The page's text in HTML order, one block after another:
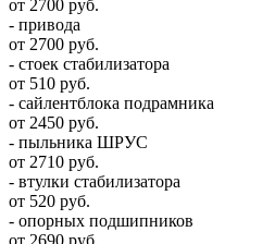
от 2700 руб.
- привода
от 2700 руб.
- стоек стабилизатора
от 510 руб.
- сайлентблока подрамника
от 2450 руб.
- пыльника ШРУС
от 2710 руб.
- втулки стабилизатора
от 520 руб.
- опорных подшипников
от 2690 руб.